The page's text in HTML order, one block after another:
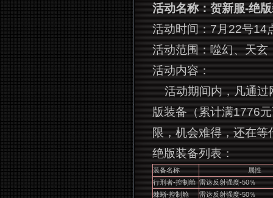
活动名称：贺新服-绝
活动时间：7月22号14
活动范围：噬幻、天玄
活动内容：
活动期间内，凡通
版装备（累计满1776
限，机会难得，还在等
绝版装备列表：
装备名称
属性
行刑者-控制舱 雷达反射强度-50％
棘蜥-控制舱
雷达反射强度-50％